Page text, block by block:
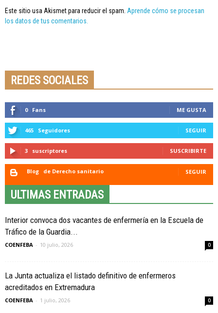
Este sitio usa Akismet para reducir el spam. Aprende cómo se procesan
los datos de tus comentarios.
REDES SOCIALES
0 Fans ME GUSTA
465 Seguidores SEGUIR
3 suscriptores SUSCRIBIRTE
Blog de Derecho sanitario SEGUIR
ULTIMAS ENTRADAS
Interior convoca dos vacantes de enfermería en la Escuela de
Tráfico de la Guardia...
COENFEBA - 10 julio, 2026 0
La Junta actualiza el listado definitivo de enfermeros
acreditados en Extremadura
COENFEBA - 1 julio, 2026 0